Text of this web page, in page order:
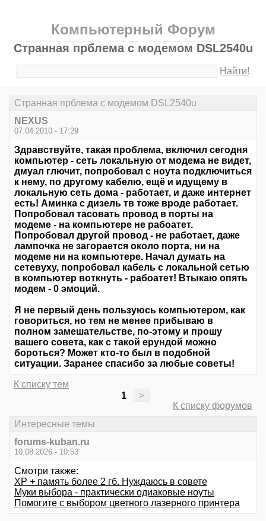
Компьютерный Форум
Странная прблема с модемом DSL2540u
Найти!
Странная прблема с модемом DSL2540u
NEXUS
07.04.2010 - 17:29
Здравствуйте, такая проблема, включил сегодня
компьютер - сеть локальную от модема не видет,
дмуал глючит, попробовал с ноута подключиться
к нему, по другому кабелю, ещё и идущему в
локальную сеть дома - работает, и даже интернет
есть! Аминка с дизель тв тоже вроде работает.
Попробовал тасовать провод в порты на
модеме - на компьютере не рабоатет.
Попробовал другой провод - не работает, даже
лампочка не загорается около порта, ни на
модеме ни на компьютере. Начал думать на
сетевуху, попробовал кабель с локальной сетью
в компьютер воткнуть - рабоатет! Втыкаю опять
модем - 0 эмоций.
Я не первый день пользуюсь компьютером, как
говориться, но тем не менее прибываю в
полном замешательстве, по-этому и прошу
вашего совета, как с такой ерундой можно
бороться? Может кто-то был в подобной
ситуации. Заранее спасибо за любые советы!
К списку тем
1
>
К списку форумов
Интересные темы
forums-kuban.ru
10.08.2026 - 10:53
Смотри также:
XP + память более 2 гб. Нуждаюсь в совете
Муки выбора - практически одиаковые ноуты
Помогите с выбором цветного лазерного принтера